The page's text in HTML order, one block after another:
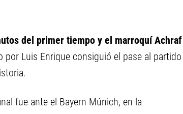
del primer tiempo y el marroquí Achraf
por Luis Enrique consiguió el pase al partido
fue ante el Bayern Múnich, en la